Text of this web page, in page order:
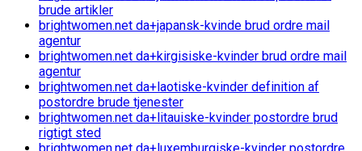
brude artikler
brightwomen.net da+japansk-kvinde brud ordre mail
agentur
brightwomen.net da+kirgisiske-kvinder brud ordre mail
agentur
brightwomen.net da+laotiske-kvinder definition af
postordre brude tjenester
brightwomen.net da+litauiske-kvinder postordre brud
rigtigt sted
brightwomen.net da+luxemburgiske-kvinder postordre